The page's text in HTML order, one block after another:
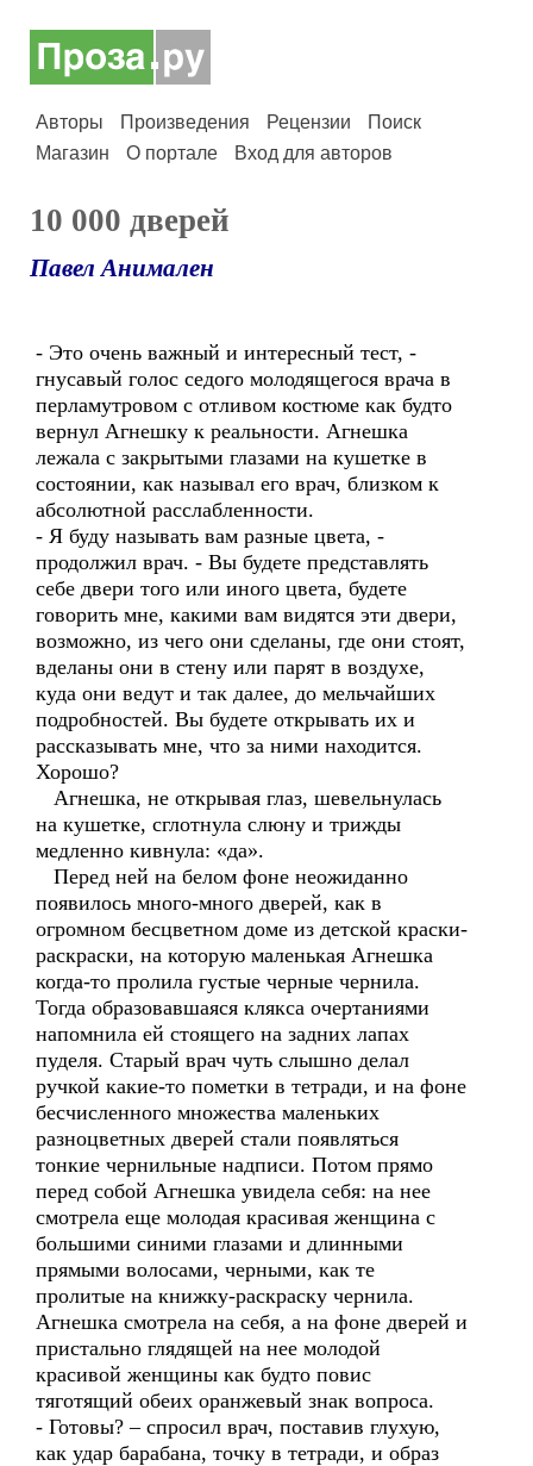
Авторы Произведения Рецензии
Поиск
Магазин
О портале Вход для авторов
10 000 дверей
Павел Анимален
- Это очень важный и интересный тест, -
гнусавый голос седого молодящегося врача в
перламутровом с отливом костюме как будто
вернул Агнешку к реальности. Агнешка
лежала с закрытыми глазами на кушетке в
состоянии, как называл его врач, близком к
абсолютной расслабленности.
- Я буду называть вам разные цвета, -
продолжил врач. - Вы будете представлять
себе двери того или иного цвета, будете
говорить мне, какими вам видятся эти двери,
возможно, из чего они сделаны, где они стоят,
вделаны они в стену или парят в воздухе,
куда они ведут и так далее, до мельчайших
подробностей. Вы будете открывать их и
рассказывать мне, что за ними находится.
Хорошо?
Агнешка, не открывая глаз, шевельнулась
на кушетке, сглотнула слюну и трижды
медленно кивнула: «да».
Перед ней на белом фоне неожиданно
появилось много-много дверей, как в
огромном бесцветном доме из детской краски-
раскраски, на которую маленькая Агнешка
когда-то пролила густые черные чернила.
Тогда образовавшаяся клякса очертаниями
напомнила ей стоящего на задних лапах
пуделя. Старый врач чуть слышно делал
ручкой какие-то пометки в тетради, и на фоне
бесчисленного множества маленьких
разноцветных дверей стали появляться
тонкие чернильные надписи. Потом прямо
перед собой Агнешка увидела себя: на нее
смотрела еще молодая красивая женщина с
большими синими глазами и длинными
прямыми волосами, черными, как те
пролитые на книжку-раскраску чернила.
Агнешка смотрела на себя, а на фоне дверей и
пристально глядящей на нее молодой
красивой женщины как будто повис
тяготящий обеих оранжевый знак вопроса.
- Готовы? – спросил врач, поставив глухую,
как удар барабана, точку в тетради, и образ